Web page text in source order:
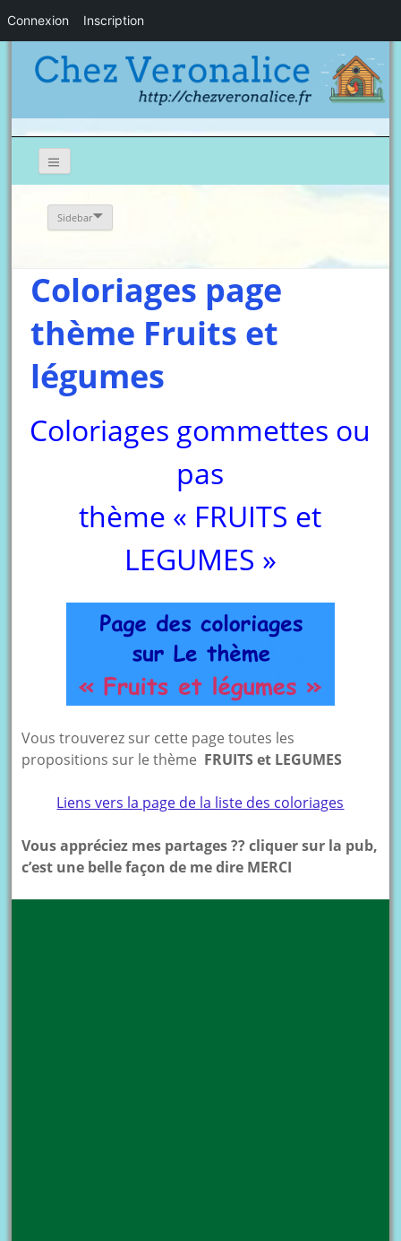
Sidebar
Coloriages page
thème Fruits et
légumes
Coloriages gommettes ou
pas
thème « FRUITS et
LEGUMES »
Vous trouverez sur cette page toutes les
propositions sur le thème FRUITS et LEGUMES
Liens vers la page de la liste des coloriages
Vous appréciez mes partages ?? cliquer sur la pub,
c’est une belle façon de me dire MERCI
Connexion Inscription